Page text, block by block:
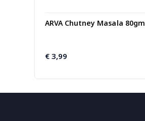
ARVA Chutney Masala 80gm
€3,99